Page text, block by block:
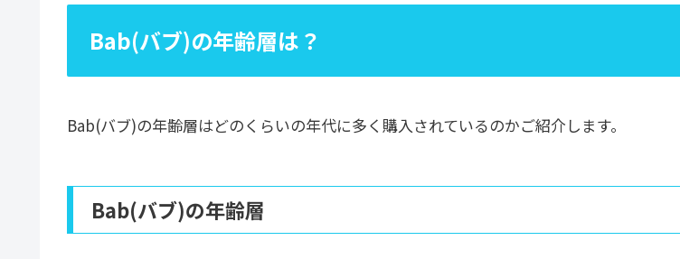
Bab(バブ)の年齢層は？
Bab(バブ)の年齢層はどのくらいの年代に多く購入されているのかご紹介します。
Bab(バブ)の年齢層